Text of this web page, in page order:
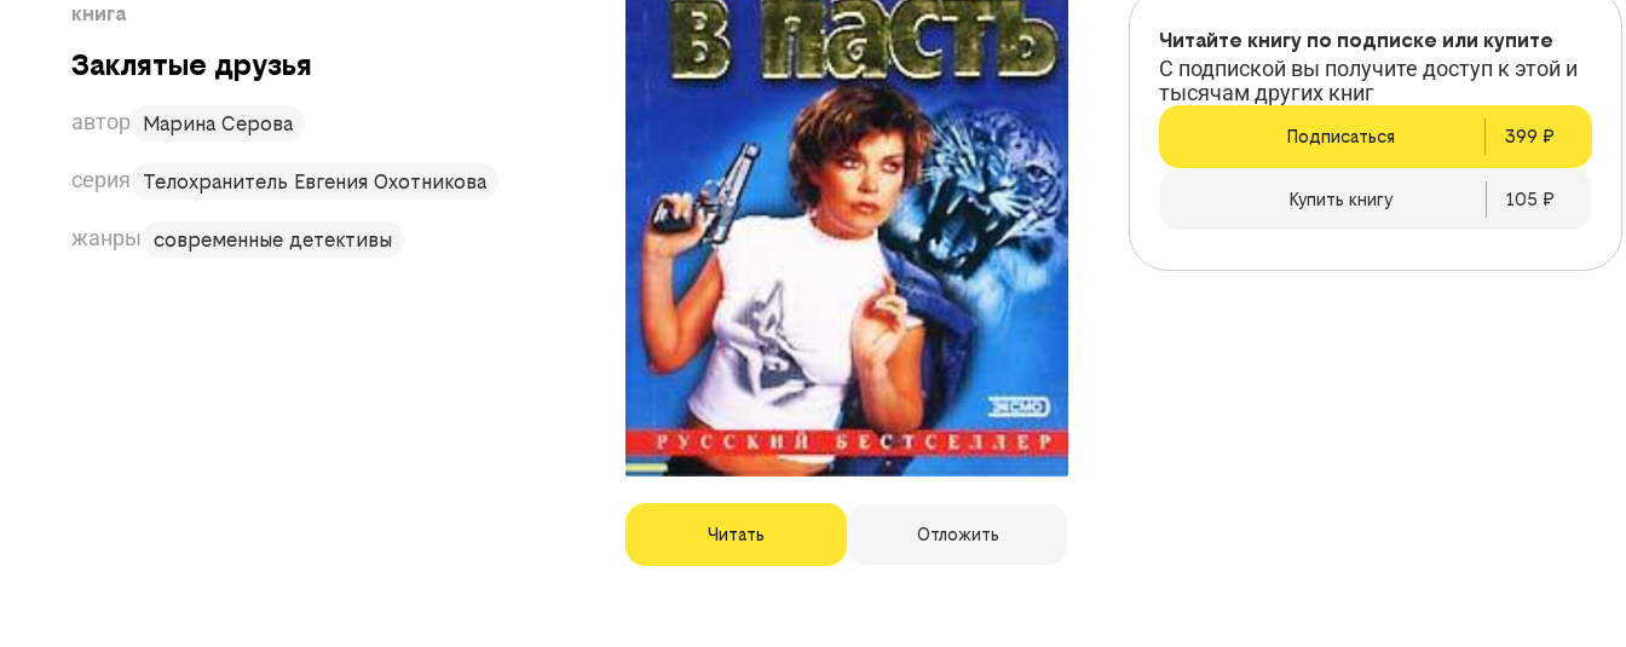
книга
Заклятые друзья
автор Марина Серова
серия Телохранитель Евгения Охотникова
жанры современные детективы
Читать Отложить
Читайте книгу по подписке или купите
С подпиской вы получите доступ к этой и
тысячам других книг
Подписаться 399 ₽
Купить книгу 105 ₽